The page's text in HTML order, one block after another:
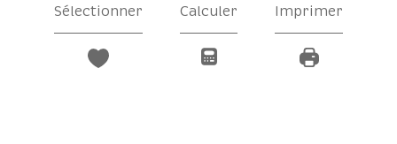
Sélectionner Calculer Imprimer